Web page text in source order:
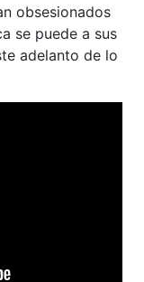
obsesionados
se puede a sus
adelanto de lo